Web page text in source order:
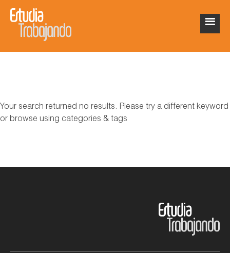
Your search returned no results. Please try a different keyword
or browse using categories & tags